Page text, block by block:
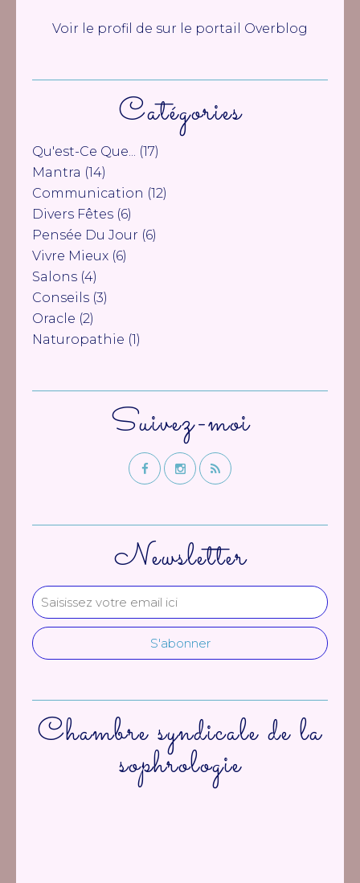
Newsletter
Catégories
Qu'est-Ce Que... (17)
Mantra (14)
Communication (12)
Divers Fêtes (6)
Pensée Du Jour (6)
Vivre Mieux (6)
Salons (4)
Conseils (3)
Oracle (2)
Naturopathie (1)
Suivez-moi
Voir le profil de sur le portail Overblog
Chambre syndicale de la
sophrologie